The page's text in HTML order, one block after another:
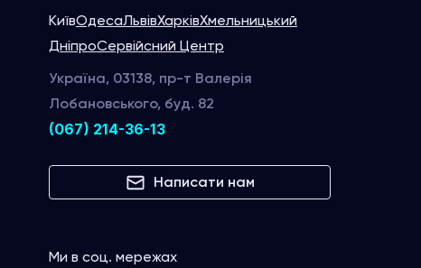
КиївОдесаЛьвівХарківХмельницький
ДніпроСервійсний Центр
Україна, 03138, пр-т Валерія
Лобановського, буд. 82
(067) 214-36-13
Написати нам
Ми в соц. мережах